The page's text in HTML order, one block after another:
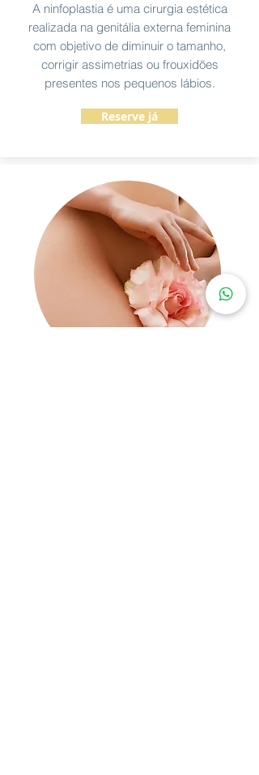
A ninfoplastia é uma cirurgia estética
realizada na genitália externa feminina
com objetivo de diminuir o tamanho,
corrigir assimetrias ou frouxidões
presentes nos pequenos lábios.
Reserve já